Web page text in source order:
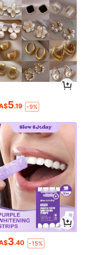
5.19 -9%
3.40 -15%